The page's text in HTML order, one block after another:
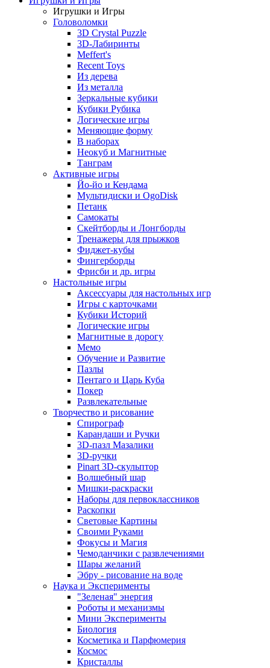
Игрушки и Игры
Головоломки
3D Crystal Puzzle
3D-Лабиринты
Meffert's
Recent Toys
Из дерева
Из металла
Зеркальные кубики
Кубики Рубика
Логические игры
Меняющие форму
В наборах
Неокуб и Магнитные
Танграм
Активные игры
Йо-йо и Кендама
Мультидиски и OgoDisk
Петанк
Самокаты
Скейтборды и Лонгборды
Тренажеры для прыжков
Фиджет-кубы
Фингерборды
Фрисби и др. игры
Настольные игры
Аксессуары для настольных игр
Игры с карточками
Кубики Историй
Логические игры
Магнитные в дорогу
Мемо
Обучение и Развитие
Пазлы
Пентаго и Царь Куба
Покер
Развлекательные
Творчество и рисование
Спирограф
Карандаши и Ручки
3D-пазл Мазалики
3D-ручки
Pinart 3D-скульптор
Волшебный шар
Мишки-раскраски
Наборы для первоклассников
Раскопки
Световые Картины
Своими Руками
Фокусы и Магия
Чемоданчики с развлечениями
Шары желаний
Эбру - рисование на воде
Наука и Эксперименты
"Зеленая" энергия
Роботы и механизмы
Мини Эксперименты
Биология
Косметика и Парфюмерия
Космос
Кристаллы